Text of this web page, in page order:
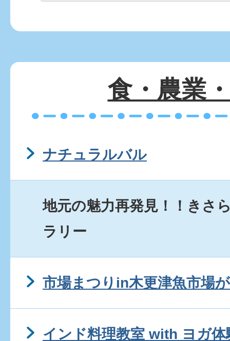
食・農業
ナチュラルバル
地元の魅力再発見！！きさ
ラリー
市場まつりin木更津魚市場
インド料理教室 with ヨガ